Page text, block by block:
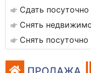
Сдать посуточно
Снять
Снять посуточно